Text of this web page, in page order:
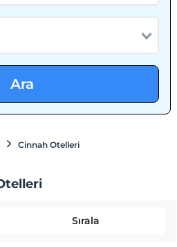
Ara
Cinnah Otelleri
Sırala